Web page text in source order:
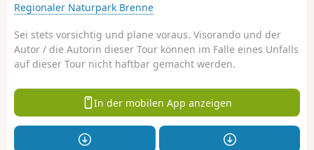
Regionaler Naturpark Brenne
Sei stets vorsichtig und plane voraus. Visorando und der
Autor / die Autorin dieser Tour können im Falle eines Unfalls
auf dieser Tour nicht haftbar gemacht werden.
In der mobilen App anzeigen